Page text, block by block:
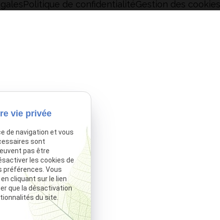
Politique de confidentialitéGestion des cookies
vie privée
de navigation et vous
sont
pas être
les cookies de
préférences. Vous
cliquant sur le lien
que la désactivation
du site.